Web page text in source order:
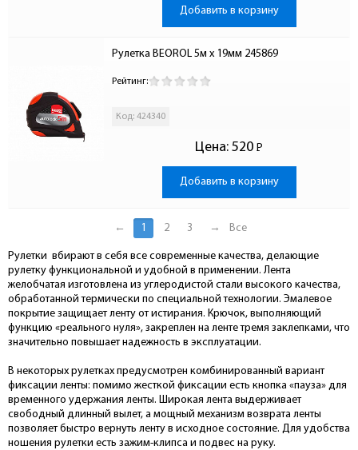
Добавить в корзину
Рулетка BEOROL 5м х 19мм 245869
Рейтинг:
Код: 424340
Цена: 520 Р
-
Добавить в корзину
← 1 2 3 → Все
Рулетки вбирают в себя все современные качества, делающие
рулетку функциональной и удобной в применении. Лента
желобчатая изготовлена из углеродистой стали высокого качества,
обработанной термически по специальной технологии. Эмалевое
покрытие защищает ленту от истирания. Крючок, выполняющий
функцию «реального нуля», закреплен на ленте тремя заклепками, что
значительно повышает надежность в эксплуатации.
В некоторых рулетках предусмотрен комбинированный вариант
фиксации ленты: помимо жесткой фиксации есть кнопка «пауза» для
временного удержания ленты. Широкая лента выдерживает
свободный длинный вылет, а мощный механизм возврата ленты
позволяет быстро вернуть ленту в исходное состояние. Для удобства
ношения рулетки есть зажим-клипса и подвес на руку.